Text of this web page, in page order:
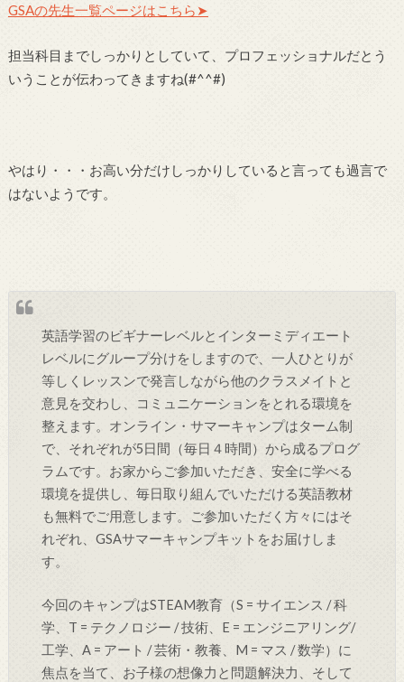
GSAの先生一覧ページはこちら➤
担当科目までしっかりとしていて、プロフェッショナルだとう
いうことが伝わってきますね(#^^#)
やはり・・・お高い分だけしっかりしていると言っても過言で
はないようです。
英語学習のビギナーレベルとインターミディエート
レベルにグループ分けをしますので、一人ひとりが
等しくレッスンで発言しながら他のクラスメイトと
意見を交わし、コミュニケーションをとれる環境を
整えます。オンライン・サマーキャンプはターム制
で、それぞれが5日間（毎日４時間）から成るプログ
ラムです。お家からご参加いただき、安全に学べる
環境を提供し、毎日取り組んでいただける英語教材
も無料でご用意します。ご参加いただく方々にはそ
れぞれ、GSAサマーキャンプキットをお届けしま
す。
今回のキャンプはSTEAM教育（S = サイエンス / 科
学、T = テクノロジー / 技術、E = エンジニアリング/
工学、A = アート / 芸術・教養、M = マス / 数学）に
焦点を当て、お子様の想像力と問題解決力、そして